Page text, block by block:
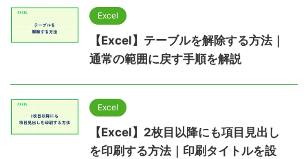
Excel
【Excel】テーブルを解除する方法｜
通常の範囲に戻す手順を解説
Excel
【Excel】2枚目以降にも項目見出し
を印刷する方法｜印刷タイトルを設